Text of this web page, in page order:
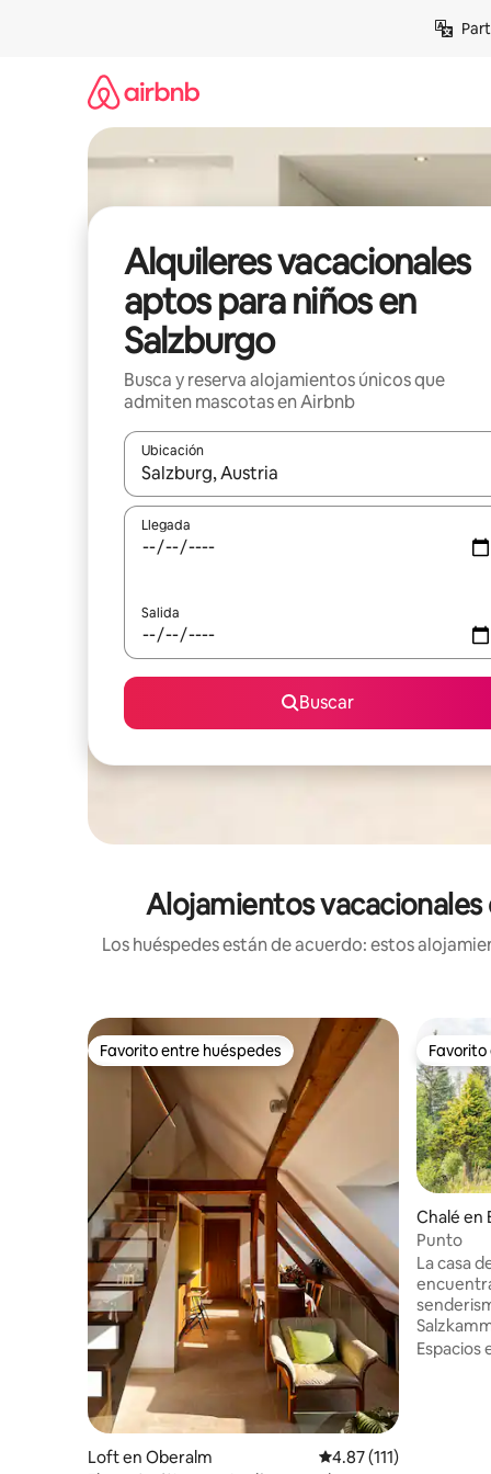
Alquileres vacacionales
aptos para niños en
Salzburgo
Busca y reserva alojamientos únicos que
admiten mascotas en Airbnb
Ubicación
Cuando los resultados estén disponibles,
Llegada
Salida
Buscar
Alojamientos
Los huéspedes están de acuerdo: estos
Favorito entre huéspedes
Favorito entre huéspedes
Loft en Oberalm Calificación promedio:
4.87 (111)
Chalé en
Punto
La casa
Salzkammergut.
altura de
Espacios